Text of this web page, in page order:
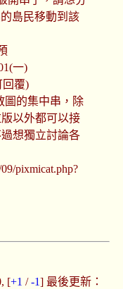
島民移動到該
一)
回覆)
圖的集中串，除
以外都可以接
想獨立討論各
pixmicat.php?
[+1 /-1] 最後更新：